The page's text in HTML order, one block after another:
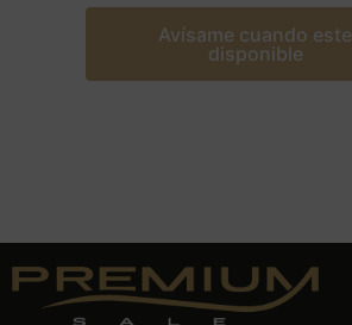
Avísame cuando este
disponible